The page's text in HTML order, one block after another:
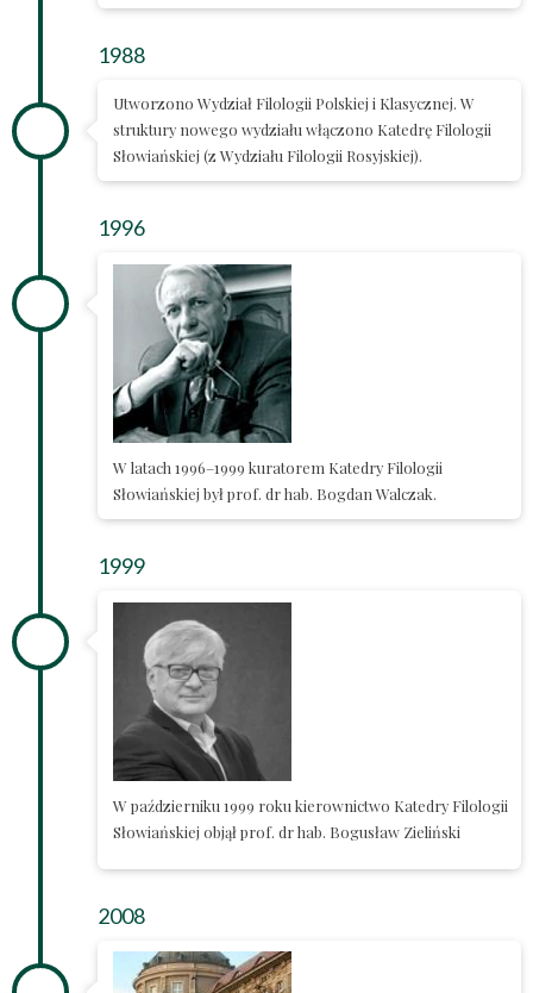
1988
Utworzono Wydział Filologii Polskiej i Klasycznej. W
struktury nowego wydziału włączono Katedrę Filologii
Słowiańskiej (z Wydziału Filologii Rosyjskiej).
1996
W latach 1996–1999 kuratorem Katedry Filologii
Słowiańskiej był prof. dr hab. Bogdan Walczak.
1999
W październiku 1999 roku kierownictwo Katedry Filologii
Słowiańskiej objął prof. dr hab. Bogusław Zieliński
2008